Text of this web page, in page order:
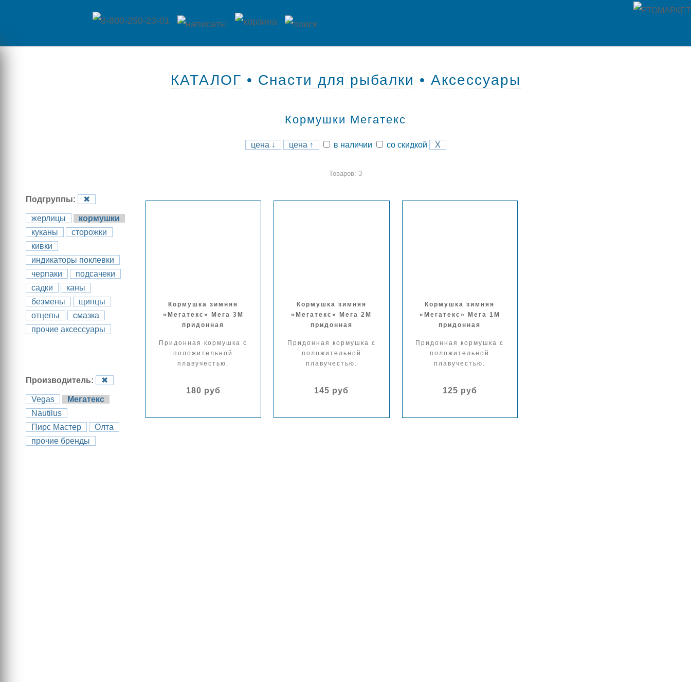
магазине
КАТАЛОГ • Снасти для рыбалки • Аксессуары
Кормушки Мегатекс
цена ↓ цена ↑ в наличии со скидкой X
Товаров: 3
Подгруппы: ✖
жерлицы
кормушки
куканы
сторожки
кивки
индикаторы поклевки
черпаки
подсачеки
садки
каны
безмены
щипцы
отцепы
смазка
прочие аксессуары
Производитель: ✖
Vegas
Мегатекс
Nautilus
Пирс Мастер
Олта
прочие бренды
Кормушка зимняя
«Мегатекс» Мега 3М
придонная
Придонная кормушка с
положительной
плавучестью.
180 руб
Кормушка зимняя
«Мегатекс» Мега 2М
придонная
Придонная кормушка с
положительной
плавучестью.
145 руб
Кормушка зимняя
«Мегатекс» Мега 1М
придонная
Придонная кормушка с
положительной
плавучестью.
125 руб